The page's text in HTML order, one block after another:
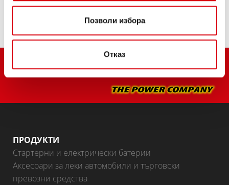
Позволи избора
Отказ
ПРОДУКТИ
Стартерни и електрически батерии
Аксесоари за леки автомобили и търговски
превозни средства